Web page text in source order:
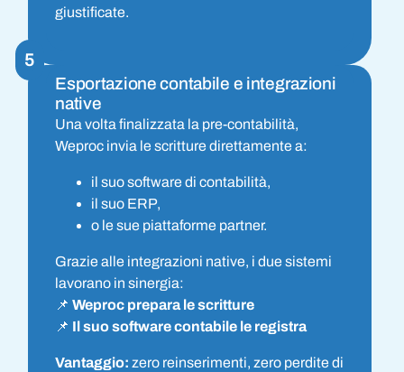
giustificate.
5
Esportazione contabile e integrazioni
native
Una volta finalizzata la pre-contabilità,
Weproc invia le scritture direttamente a:
il suo software di contabilità,
il suo ERP,
o le sue piattaforme partner.
Grazie alle integrazioni native, i due sistemi
lavorano in sinergia:
📌Weproc prepara le scritture
📌
Il suo software contabile le registra
Vantaggio: zero reinserimenti, zero perdite di